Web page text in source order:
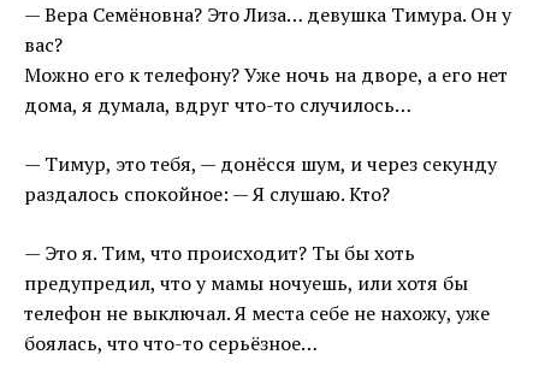
— Вера Семёновна? Это Лиза… девушка Тимура. Он у
вас?
Можно его к телефону? Уже ночь на дворе, а его нет
дома, я думала, вдруг что-то случилось…
— Тимур, это тебя, — донёсся шум, и через секунду
раздалось спокойное: — Я слушаю. Кто?
— Это я. Тим, что происходит? Ты бы хоть
предупредил, что у мамы ночуешь, или хотя бы
телефон не выключал. Я места себе не нахожу, уже
боялась, что что-то серьёзное…